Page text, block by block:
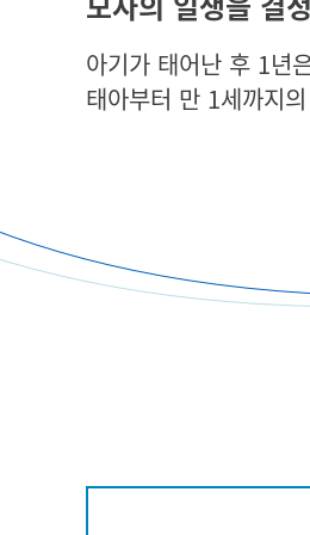
아기가 태어난 후 1년
태아부터 만 1세까지